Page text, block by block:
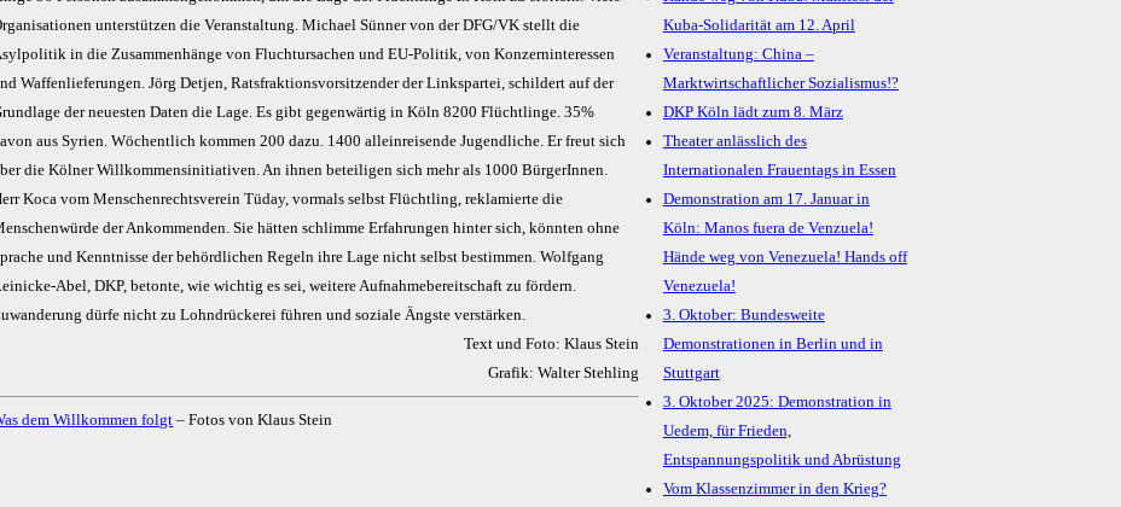
unterstützen die Veranstaltung. Michael Sünner von der DFG/VK stellt die
in die Zusammenhänge von Fluchtursachen und EU-Politik, von Konzerninteressen
Waffenlieferungen. Jörg Detjen, Ratsfraktionsvorsitzender der Linkspartei, schildert auf der
der neuesten Daten die Lage. Es gibt gegenwärtig in Köln 8200 Flüchtlinge. 35%
aus Syrien. Wöchentlich kommen 200 dazu. 1400 alleinreisende Jugendliche. Er freut sich
die Kölner Willkommensinitiativen. An ihnen beteiligen sich mehr als 1000 BürgerInnen.
Koca vom Menschenrechtsverein Tüday, vormals selbst Flüchtling, reklamierte die
der Ankommenden. Sie hätten schlimme Erfahrungen hinter sich, könnten ohne
und Kenntnisse der behördlichen Regeln ihre Lage nicht selbst bestimmen. Wolfgang
Abel, DKP, betonte, wie wichtig es sei, weitere Aufnahmebereitschaft zu fördern.
dürfe nicht zu Lohndrückerei führen und soziale Ängste verstärken.
Text und Foto: Klaus Stein
Grafik: Walter Stehling
dem Willkommen folgt – Fotos von Klaus Stein
Kuba-Solidarität am 12. April
Veranstaltung: China –
Marktwirtschaftlicher Sozialismus!?
DKP Köln lädt zum 8. März
Theater anlässlich des
Internationalen Frauentags in Essen
Demonstration am 17. Januar in
Köln: Manos fuera de Venzuela!
Hände weg von Venezuela! Hands off
Venezuela!
3. Oktober: Bundesweite
Demonstrationen in Berlin und in
Stuttgart
3. Oktober 2025: Demonstration in
Uedem, für Frieden,
Entspannungspolitik und Abrüstung
Vom Klassenzimmer in den Krieg?